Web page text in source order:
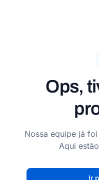
Ops,
Nossa equipe já
Aqui
Ir